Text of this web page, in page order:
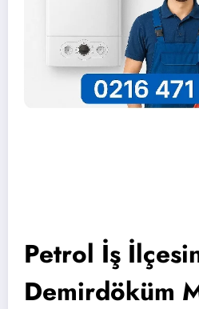
Petrol İş
Demirdöküm